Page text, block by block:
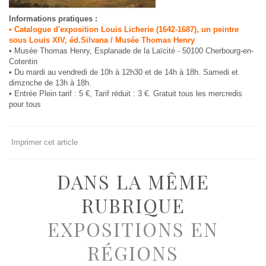
Informations pratiques :
• Catalogue d'exposition Louis Licherie (1642-1687), un peintre
sous Louis XIV, éd.Silvana / Musée Thomas Henry
• Musée Thomas Henry, Esplanade de la Laïcité - 50100 Cherbourg-en-
Cotentin
• Du mardi au vendredi de 10h à 12h30 et de 14h à 18h. Samedi et
dimznche de 13h à 18h.
• Entrée Plein tarif : 5 €, Tarif réduit : 3 €. Gratuit tous les mercredis
pour tous
Imprimer cet article
DANS LA MÊME
RUBRIQUE
EXPOSITIONS EN
RÉGIONS